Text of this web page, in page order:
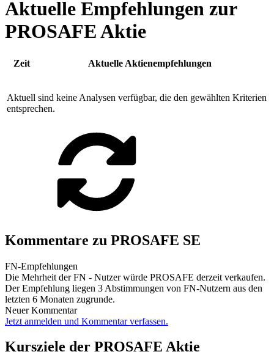
Aktuelle Empfehlungen zur
PROSAFE Aktie
Zeit Aktuelle Aktienempfehlungen
Aktuell sind keine Analysen verfügbar, die den gewählten Kriterien
entsprechen.
Kommentare zu PROSAFE SE
FN-Empfehlungen
Die Mehrheit der FN - Nutzer würde PROSAFE derzeit verkaufen.
Der Empfehlung liegen 3 Abstimmungen von FN-Nutzern aus den
letzten 6 Monaten zugrunde.
Neuer Kommentar
Jetzt anmelden und Kommentar verfassen.
Kursziele der PROSAFE Aktie